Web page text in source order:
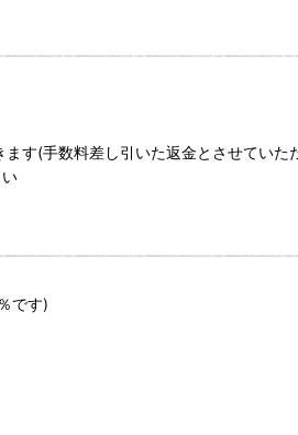
す(手数料差し引いた返金とさせていた
い
です)